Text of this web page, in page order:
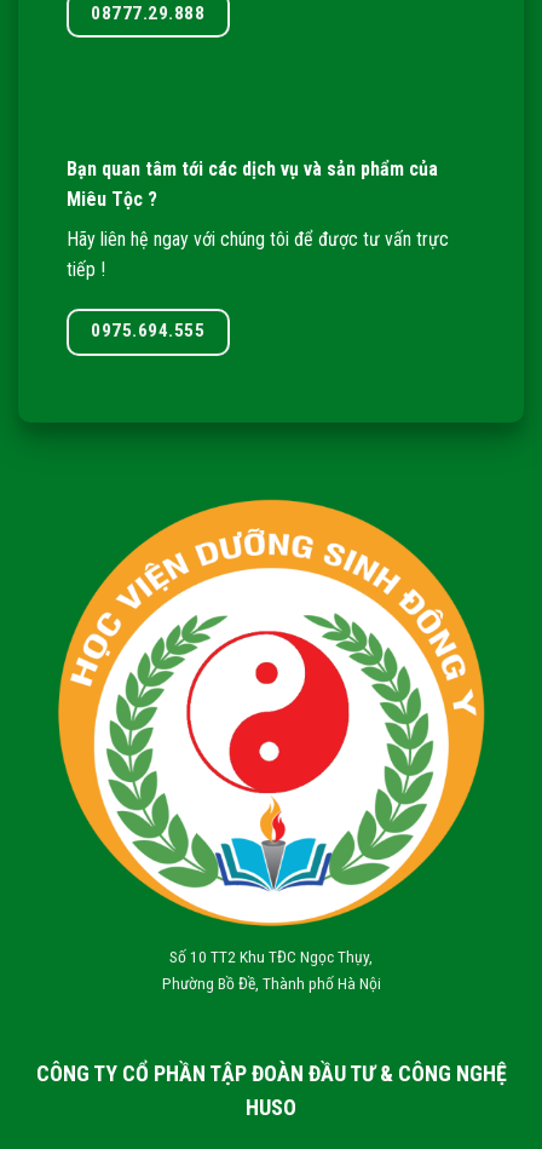
08777.29.888
Bạn quan tâm tới các dịch vụ và sản phẩm của
Miêu Tộc ?
Hãy liên hệ ngay với chúng tôi để được tư vấn trực
tiếp !
0975.694.555
Số 10 TT2 Khu TĐC Ngọc Thụy,
Phường Bồ Đề, Thành phố Hà Nội
CÔNG TY CỔ PHẦN TẬP ĐOÀN ĐẦU TƯ & CÔNG NGHỆ
HUSO